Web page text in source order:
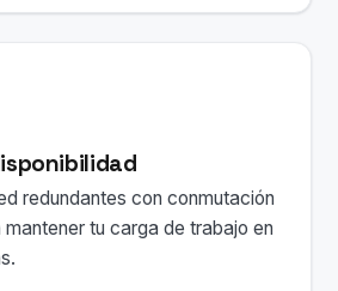
redundantes con conmutación
tu carga de trabajo en